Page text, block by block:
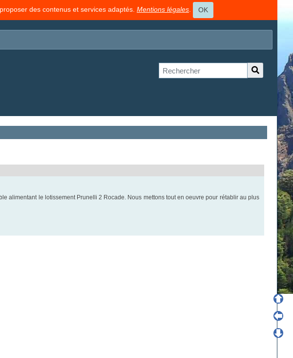
des contenus et services adaptés. Mentions légales. OK
alimentant le lotissement Prunelli 2 Rocade. Nous mettons tout en oeuvre pour rétablir au plus